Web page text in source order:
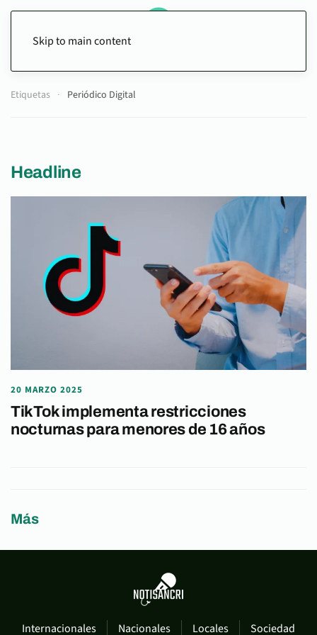
Skip to main content
Etiquetas Periódico Digital
Headline
20 MARZO 2025
TikTok implementa restricciones
nocturnas para menores de 16 años
Más
Internacionales Nacionales Locales Sociedad